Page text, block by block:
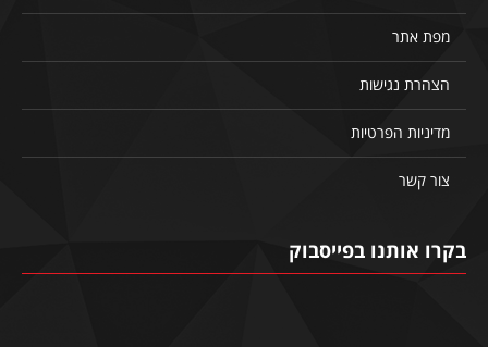
מפת אתר
הצהרת נגישות
מדיניות הפרטיות
צור קשר
בקרו אותנו בפייסבוק